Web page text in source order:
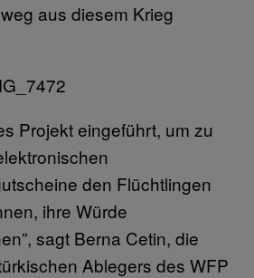
aus diesem Krieg
Projekt eingeführt, um zu
den Flüchtlingen
ihre Würde
sagt Berna Cetin, die
Ablegers des WFP